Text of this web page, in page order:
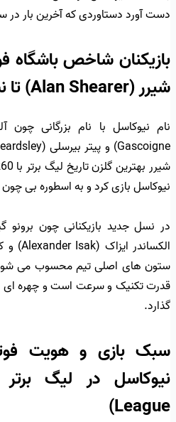
دست آورد دستاوردی که آخرین بار در سال 2003 تجربه
بازیکنان شاخص باشگاه
شیرر (Alan Shearer) تا نسل جدید ستارگان
نیوکاسل بازی کرد و به اسطوره بی
ستون های اصلی تیم محسوب می
قدرت تکنیک و سرعت است و چهره ای
گذارد.
سبک بازی و هویت
League)